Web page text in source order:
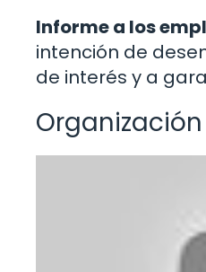
Informe a los
intención de
de interés y a